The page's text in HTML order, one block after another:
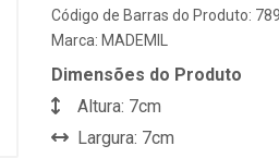
Código de Barras do Produto:
Marca: MADEMIL
Dimensões do Produto
Altura: 7cm
Largura: 7cm